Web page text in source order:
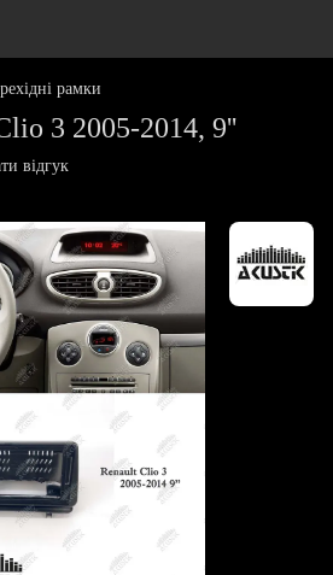
рамки
3 2005-2014, 9''
відгук